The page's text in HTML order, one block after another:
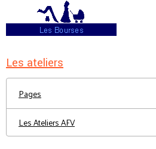
Les ateliers
Pages
Les Ateliers AFV